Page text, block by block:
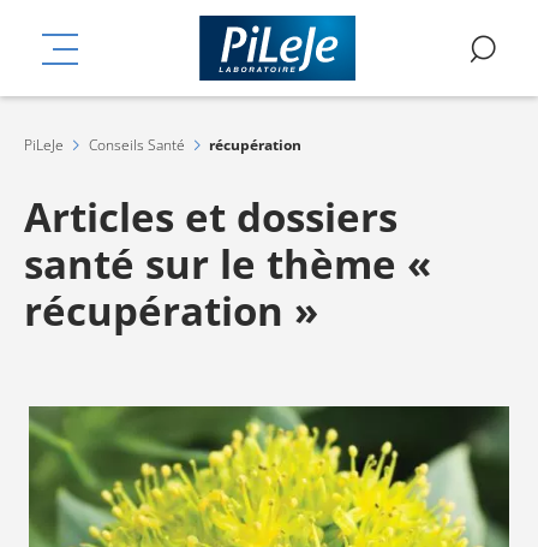
MENU
PiLeJe Conseils Santé récupération
Articles et dossiers
santé sur le thème «
récupération »